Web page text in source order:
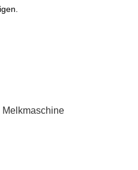
Melkmaschine